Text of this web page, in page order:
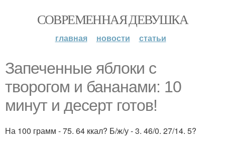
СОВРЕМЕННАЯ ДЕВУШКА
главная новости статьи
Запеченные яблоки с
творогом и бананами: 10
минут и десерт готов!
На 100 грамм - 75. 64 ккал? Б/ж/у - 3. 46/0. 27/14. 5?